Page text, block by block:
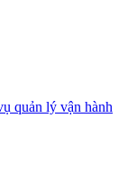
quản lý vận hành